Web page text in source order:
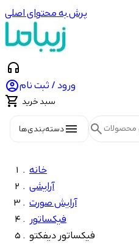
پرش به محتوای اصلی
headphones
ورود / ثبت نام
 سبد خرید
menuدسته‌بندی‌ها search
خانه
آرایشی
آرایش صورت
فیکساتور
فیکساتور دیفکتو